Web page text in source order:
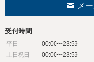
メ
受付時間
平日
00:00〜23:59
土日祝日
00:00〜23:59